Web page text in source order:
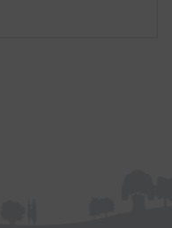
anterior